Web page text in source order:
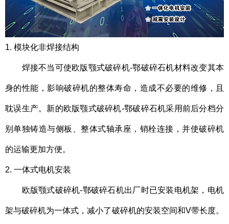
1. 模块化非焊接结构
焊接不当可使欧版颚式破碎机-鄂破碎石机材料改变其本
身的性能，影响破碎机的整体寿命，造成不必要的维修，且
耽误生产。新的欧版颚式破碎机-鄂破碎石机采用前后分档分
别单独铸造与侧板、整体式轴承座，销栓连接，并使破碎机
的运输更加方便。
2. 一体式电机安装
欧版颚式破碎机-鄂破碎石机出厂时已安装电机架，电机
架与破碎机为一体式，减小了破碎机的安装空间和V带长度。